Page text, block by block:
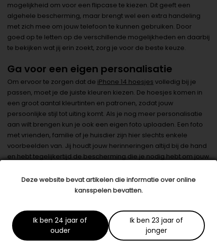
Deze website bevat artikelen die informatie over online
kansspelen bevatten.
Ik ben 24 jaar of
ouder
Ik ben 23 jaar of
jonger
mogelijkheid om voor een flipcase te kiezen. Dit geeft een
algehele bescherming, maar brengt wel een extra handeling
met zich mee om jouw telefoon te kunnen gebruiken. Door
goed op te letten op de verschillende mogelijkheden en daarbij
te bekijken wat jij erin zoekt, zorg je voor de beste keuze.
Ga voor een eigen personalisatie
Om ervoor te zorgen dat de iPhone 14 hoesjes volledig bij je
passen, moet je de juiste kleuren kiezen. De hoesjes komen in
een groot aantal kleurtinten en patronen, zodat jouw
persoonlijke stijl tot uiting komt. Als je nog meer personalisatie
aan wilt brengen kun je ook een eigen foto uploaden. Een foto
met vrienden, familie of je huisdier zijn hier slechts enkele
voorbeelden van. Jij houdt jouw herinneringen altijd bij de hand
en hebt tegelijkertijd de bescherming die je nodig hebt om jouw
goed voor ogen hebt wat er allemaal mogelijk is, voorkom je
dat je niet voor langere tijd kunt genieten van jouw
Datum: 21 november 2022
Deel dit artikel